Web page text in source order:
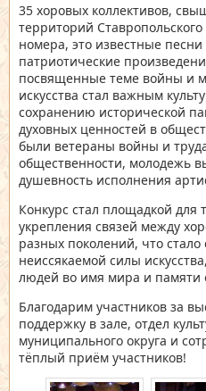
35 хоровых коллективов,
территорий
номера, это известные
патриотические
посвященные теме войны и
искусства стал важным
сохранению исторической
духовных ценностей в
были ветераны войны и
общественности, молодежь
душевность исполнения
Конкурс стал площадкой для
укрепления связей между
разных поколений, что стало
неиссякаемой силы
людей во имя мира и
Благодарим участников за
поддержку в зале, отдел
муниципального округа и
тёплый приём участников!